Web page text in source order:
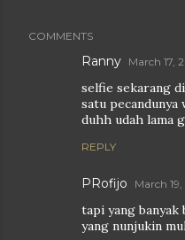
COMMENTS
Ranny March 17,
selfie sekarang
satu
duhh udah lama
REPLY
PRofijo March
tapi yang
yang nunjukin